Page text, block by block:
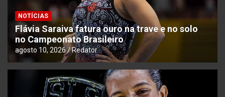
NOTÍCIAS
Flávia Saraiva fatura ouro na trave e no solo
no Campeonato Brasileiro
agosto 10, 2026 Redator